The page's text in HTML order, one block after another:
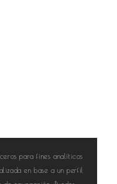
para fines analíticos
en base a un perfil